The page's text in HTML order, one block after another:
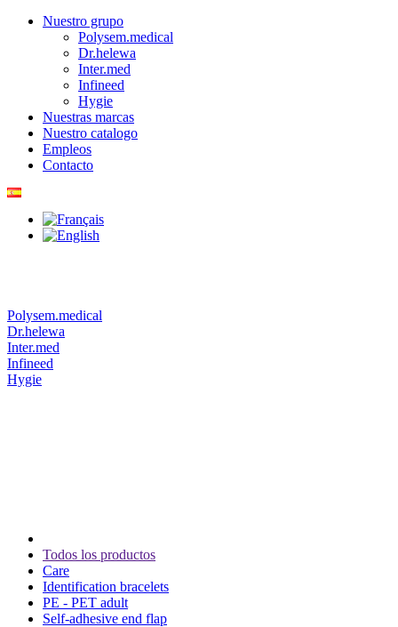
Nuestro grupo
Polysem.medical
Dr.helewa
Inter.med
Infineed
Hygie
Nuestras marcas
Nuestro catalogo
Empleos
Contacto
Polysem.medical
Dr.helewa
Inter.med
Infineed
Hygie
Todos los productos
Care
Identification bracelets
PE - PET adult
Self-adhesive end flap